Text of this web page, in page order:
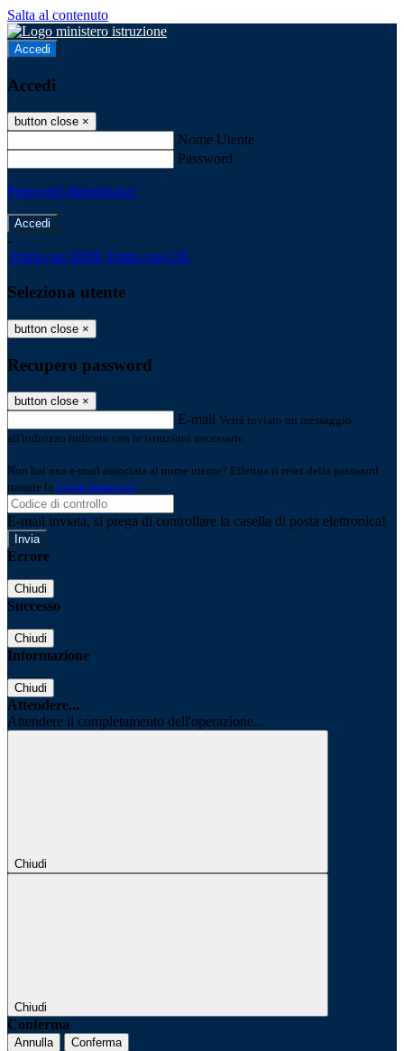
Salta al contenuto
Accedi
Accedi
button close ×
Nome Utente
Password
Password dimenticata?
-
Entra con SPID Entra con CIE
Seleziona utente
button close ×
Recupero password
button close ×
E-mail Verrà inviato un messaggio
all'indirizzo indicato con le istruzioni necessarie.
Non hai una e-mail associata al nome utente? Effettua il reset della password
tramite la Login Spaggiari
E-mail inviata, si prega di controllare la casella di posta elettronica!
Errore
Chiudi
Successo
Chiudi
Informazione
Chiudi
Attendere...
Attendere il completamento dell'operazione...
Chiudi
Chiudi
Conferma
Annulla Conferma